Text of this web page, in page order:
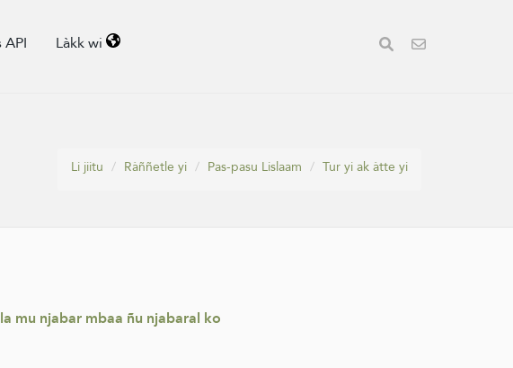
Làkk wi
Li jiitu
Ràññetle yi Pas-pasu Lislaam Tur yi ak àtte yi
mu njabar mbaa ñu njabaral ko